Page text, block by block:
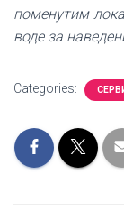
поменутим
воде за
Categories: